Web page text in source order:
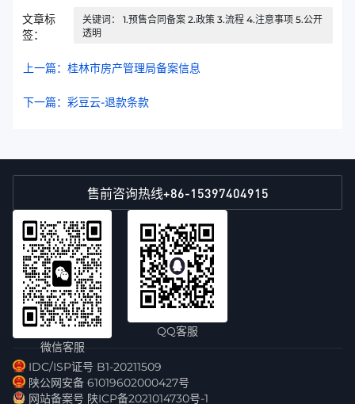
文章标
签：
关键词： 1.预售合同备案 2.政策 3.流程 4.注意事项 5.公开
透明
上一篇：桂林市房产管理局备案信息
下一篇：彩豆云-退款条款
售前咨询热线+86-15397404915
微信客服
QQ客服
IDC/ISP证号 B1-20211509
陕公网安备 61019602000427号
网站备案号 陕ICP备2021014730号-1